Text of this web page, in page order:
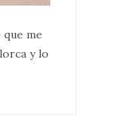
me
y lo